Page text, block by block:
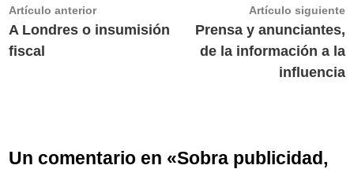
Navegación
de
entradas
Artículo anteriorArtículo
anterior:
A Londres o insumisión
fiscal
Artículo siguiente
Prensa y anunciantes,
de la información a la
influencia
Un comentario en «Sobra publicidad,